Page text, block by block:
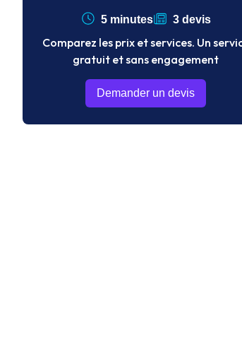
5 minutes 3 devis
Comparez les prix et services. Un
gratuit et sans engagement
Demander un devis